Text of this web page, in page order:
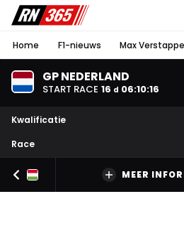
Home F1-nieuws Max
GP NEDERLAND
START RACE 16 d 06:10:15
Kwalificatie
Race
MEER